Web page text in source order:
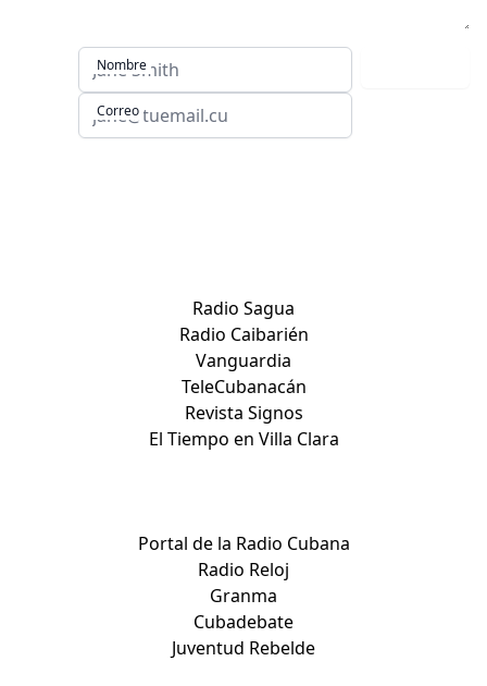
Nombre
Correo
Radio Sagua
Radio Caibarién
Vanguardia
TeleCubanacán
Revista Signos
El Tiempo en Villa Clara
Portal de la Radio Cubana
Radio Reloj
Granma
Cubadebate
Juventud Rebelde